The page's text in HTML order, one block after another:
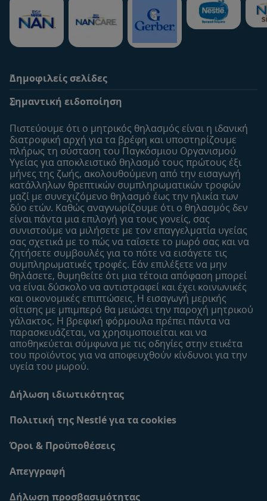
Δημοφιλείς σελίδες
Οι Ειδικοί μας
Συχνές ερωτήσεις
Αναζήτηση
Επικοινώνησε μαζί μας
Σχετικά με εμάς
Η σελίδα μου
Το προφίλ μου
Είσοδος/Εγγραφή
Προϊόντα
Εύρεση προϊόντος
Οι μάρκες μου
Εύρεση καταστήματος
Δείγματα
Σημαντική ειδοποίηση
Πιστεύουμε ότι ο μητρικός θηλασμός είναι η ιδανική
διατροφική αρχή για τα βρέφη και υποστηρίζουμε
πλήρως τη σύσταση του Παγκόσμιου Οργανισμού
Υγείας για αποκλειστικό θηλασμό τους πρώτους έξι
μήνες της ζωής, ακολουθούμενη από την εισαγωγή
κατάλληλων θρεπτικών συμπληρωματικών τροφών
μαζί με συνεχιζόμενο θηλασμό έως την ηλικία των
δύο ετών. Καθώς αναγνωρίζουμε ότι ο θηλασμός δεν
είναι πάντα μια επιλογή για τους γονείς, σας
συνιστούμε να μιλήσετε με τον επαγγελματία υγείας
σας σχετικά με το πώς να ταΐσετε το μωρό σας και να
ζητήσετε συμβουλές για το πότε να εισάγετε τις
συμπληρωματικές τροφές. Εάν επιλέξετε να μην
θηλάσετε, θυμηθείτε ότι μια τέτοια απόφαση μπορεί
να είναι δύσκολο να αντιστραφεί και έχει κοινωνικές
και οικονομικές επιπτώσεις. Η εισαγωγή μερικής
σίτισης με μπιμπερό θα μειώσει την παροχή μητρικού
γάλακτος. Η βρεφική φόρμουλα πρέπει πάντα να
παρασκευάζεται, να χρησιμοποιείται και να
αποθηκεύεται σύμφωνα με τις οδηγίες στην ετικέτα
του προϊόντος για να αποφευχθούν κίνδυνοι για την
υγεία του μωρού.
Δήλωση ιδιωτικότητας
Πολιτική της Nestlé για τα cookies
Όροι & Προϋποθέσεις
Απεγγραφή
Δήλωση προσβασιμότητας